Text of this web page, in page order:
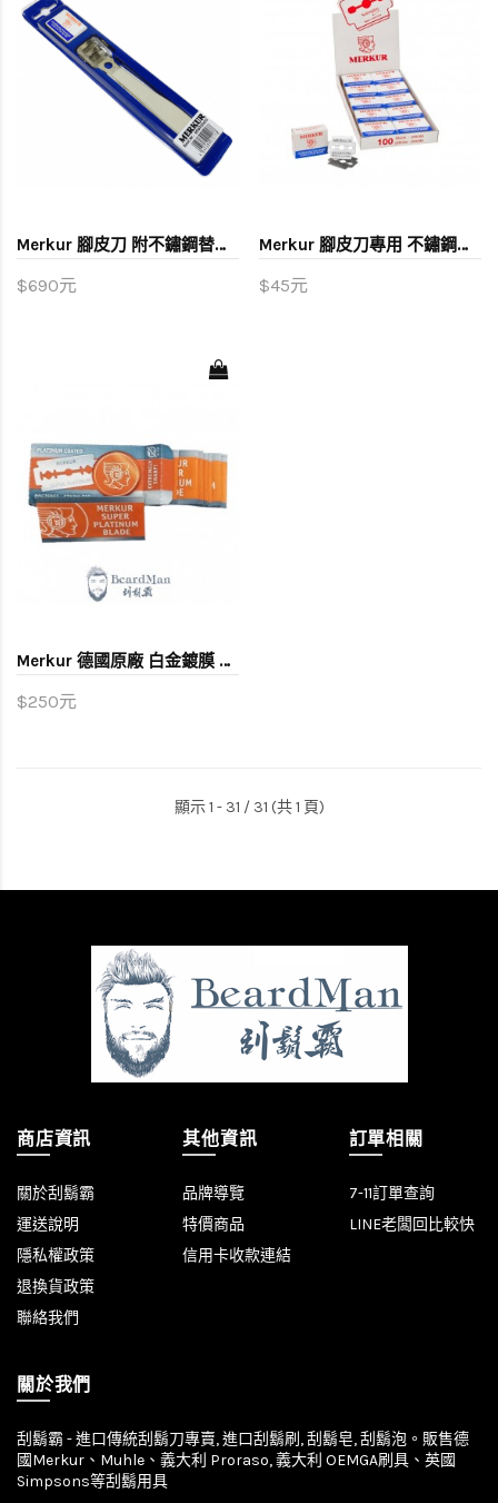
Merkur 腳皮刀 附不鏽鋼替換刀片10片
$690元
Merkur 腳皮刀專用 不鏽鋼替換刀片
$45元
Merkur 德國原廠 白金鍍膜 刮鬍刀片 (十片盒裝)
$250元
顯示 1 - 31 / 31 (共 1 頁)
商店資訊
關於刮鬍霸
運送說明
隱私權政策
退換貨政策
聯絡我們
其他資訊
品牌導覽
特價商品
信用卡收款連結
訂單相關
7-11訂單查詢
LINE老闆回比較快
關於我們
刮鬍霸 - 進口傳統刮鬍刀專賣, 進口刮鬍刷, 刮鬍皂, 刮鬍泡。販售德
國Merkur、Muhle、義大利 Proraso, 義大利 OEMGA刷具、英國
Simpsons等刮鬍用具